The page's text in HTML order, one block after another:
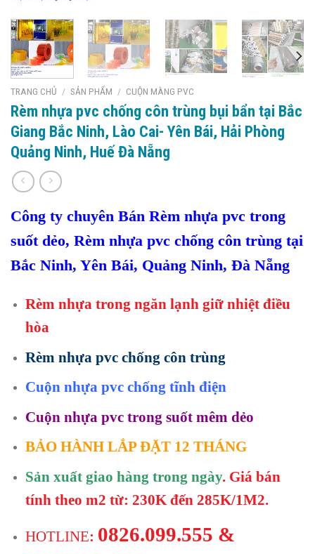
TRANG CHỦ / SẢN PHẨM / CUỘN MÀNG PVC
Rèm nhựa pvc chống côn trùng bụi bẩn tại Bắc
Giang Bắc Ninh, Lào Cai- Yên Bái, Hải Phòng
Quảng Ninh, Huế Đà Nẵng
Công ty chuyên Bán Rèm nhựa pvc trong
suốt dẻo, Rèm nhựa pvc chống côn trùng tại
Bắc Ninh, Yên Bái, Quảng Ninh, Đà Nẵng
Rèm nhựa trong ngăn lạnh giữ nhiệt điều
hòa
Rèm nhựa pvc chống côn trùng
Cuộn nhựa pvc chống tĩnh điện
Cuộn nhựa pvc trong suốt mêm dẻo
BẢO HÀNH LẮP ĐẶT 12 THÁNG
Sản xuất giao hàng trong ngày. Giá bán
tính theo m2 từ: 230K đến 285K/1M2.
HOTLINE: 0826.099.555 &